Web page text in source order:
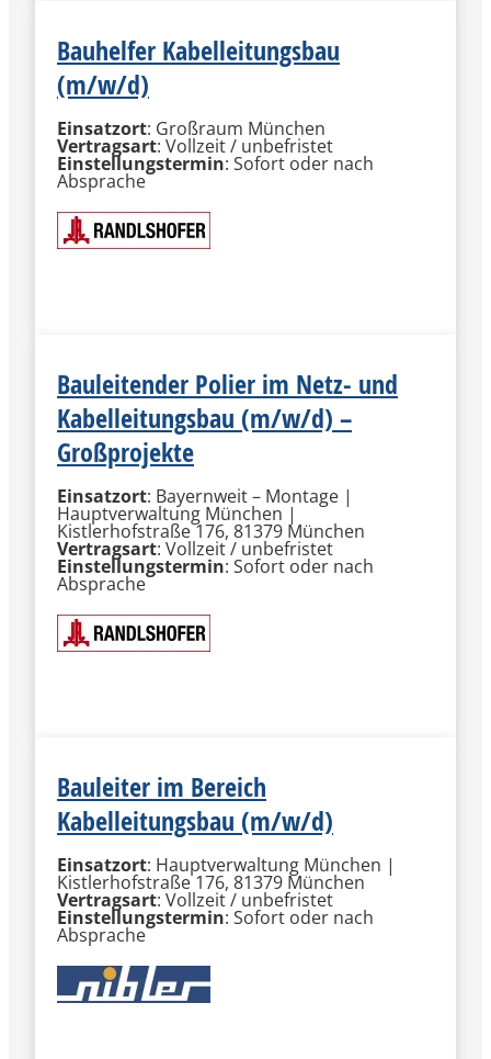
Bauhelfer Kabelleitungsbau
(m/w/d)
Einsatzort: Großraum München
Vertragsart: Vollzeit / unbefristet
Einstellungstermin: Sofort oder nach
Absprache
Bauleitender Polier im Netz- und
Kabelleitungsbau (m/w/d) –
Großprojekte
Einsatzort: Bayernweit – Montage |
Hauptverwaltung München |
Kistlerhofstraße 176, 81379 München
Vertragsart: Vollzeit / unbefristet
Einstellungstermin: Sofort oder nach
Absprache
Bauleiter im Bereich
Kabelleitungsbau (m/w/d)
Einsatzort: Hauptverwaltung München |
Kistlerhofstraße 176, 81379 München
Vertragsart: Vollzeit / unbefristet
Einstellungstermin: Sofort oder nach
Absprache